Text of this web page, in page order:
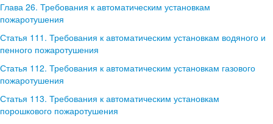
Глава 26. Требования к автоматическим установкам
пожаротушения
Статья 111. Требования к автоматическим установкам водяного и
пенного пожаротушения
Статья 112. Требования к автоматическим установкам газового
пожаротушения
Статья 113. Требования к автоматическим установкам
порошкового пожаротушения